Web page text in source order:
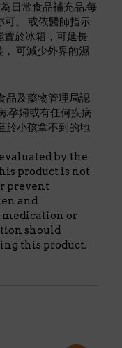
日常食品補充品.每
可。 或依醫師指示
置於冰箱，可延長
可減少外界的濕
品及藥物管理局認
.孕婦或有任何疾病
於小孩拿不到的地
by the
product is not
prevent
and
or
should
this product.